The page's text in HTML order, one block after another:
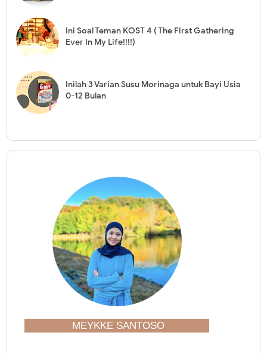
Ini Soal Teman KOST 4 ( The First Gathering
Ever In My Life!!!!)
Inilah 3 Varian Susu Morinaga untuk Bayi Usia
0-12 Bulan
MEYKKE SANTOSO